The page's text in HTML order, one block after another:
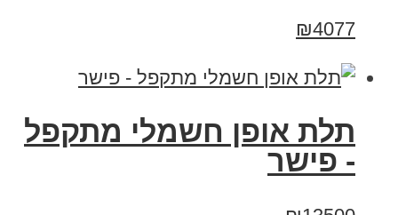
₪4077
תלת אופן חשמלי מתקפל
- פישר